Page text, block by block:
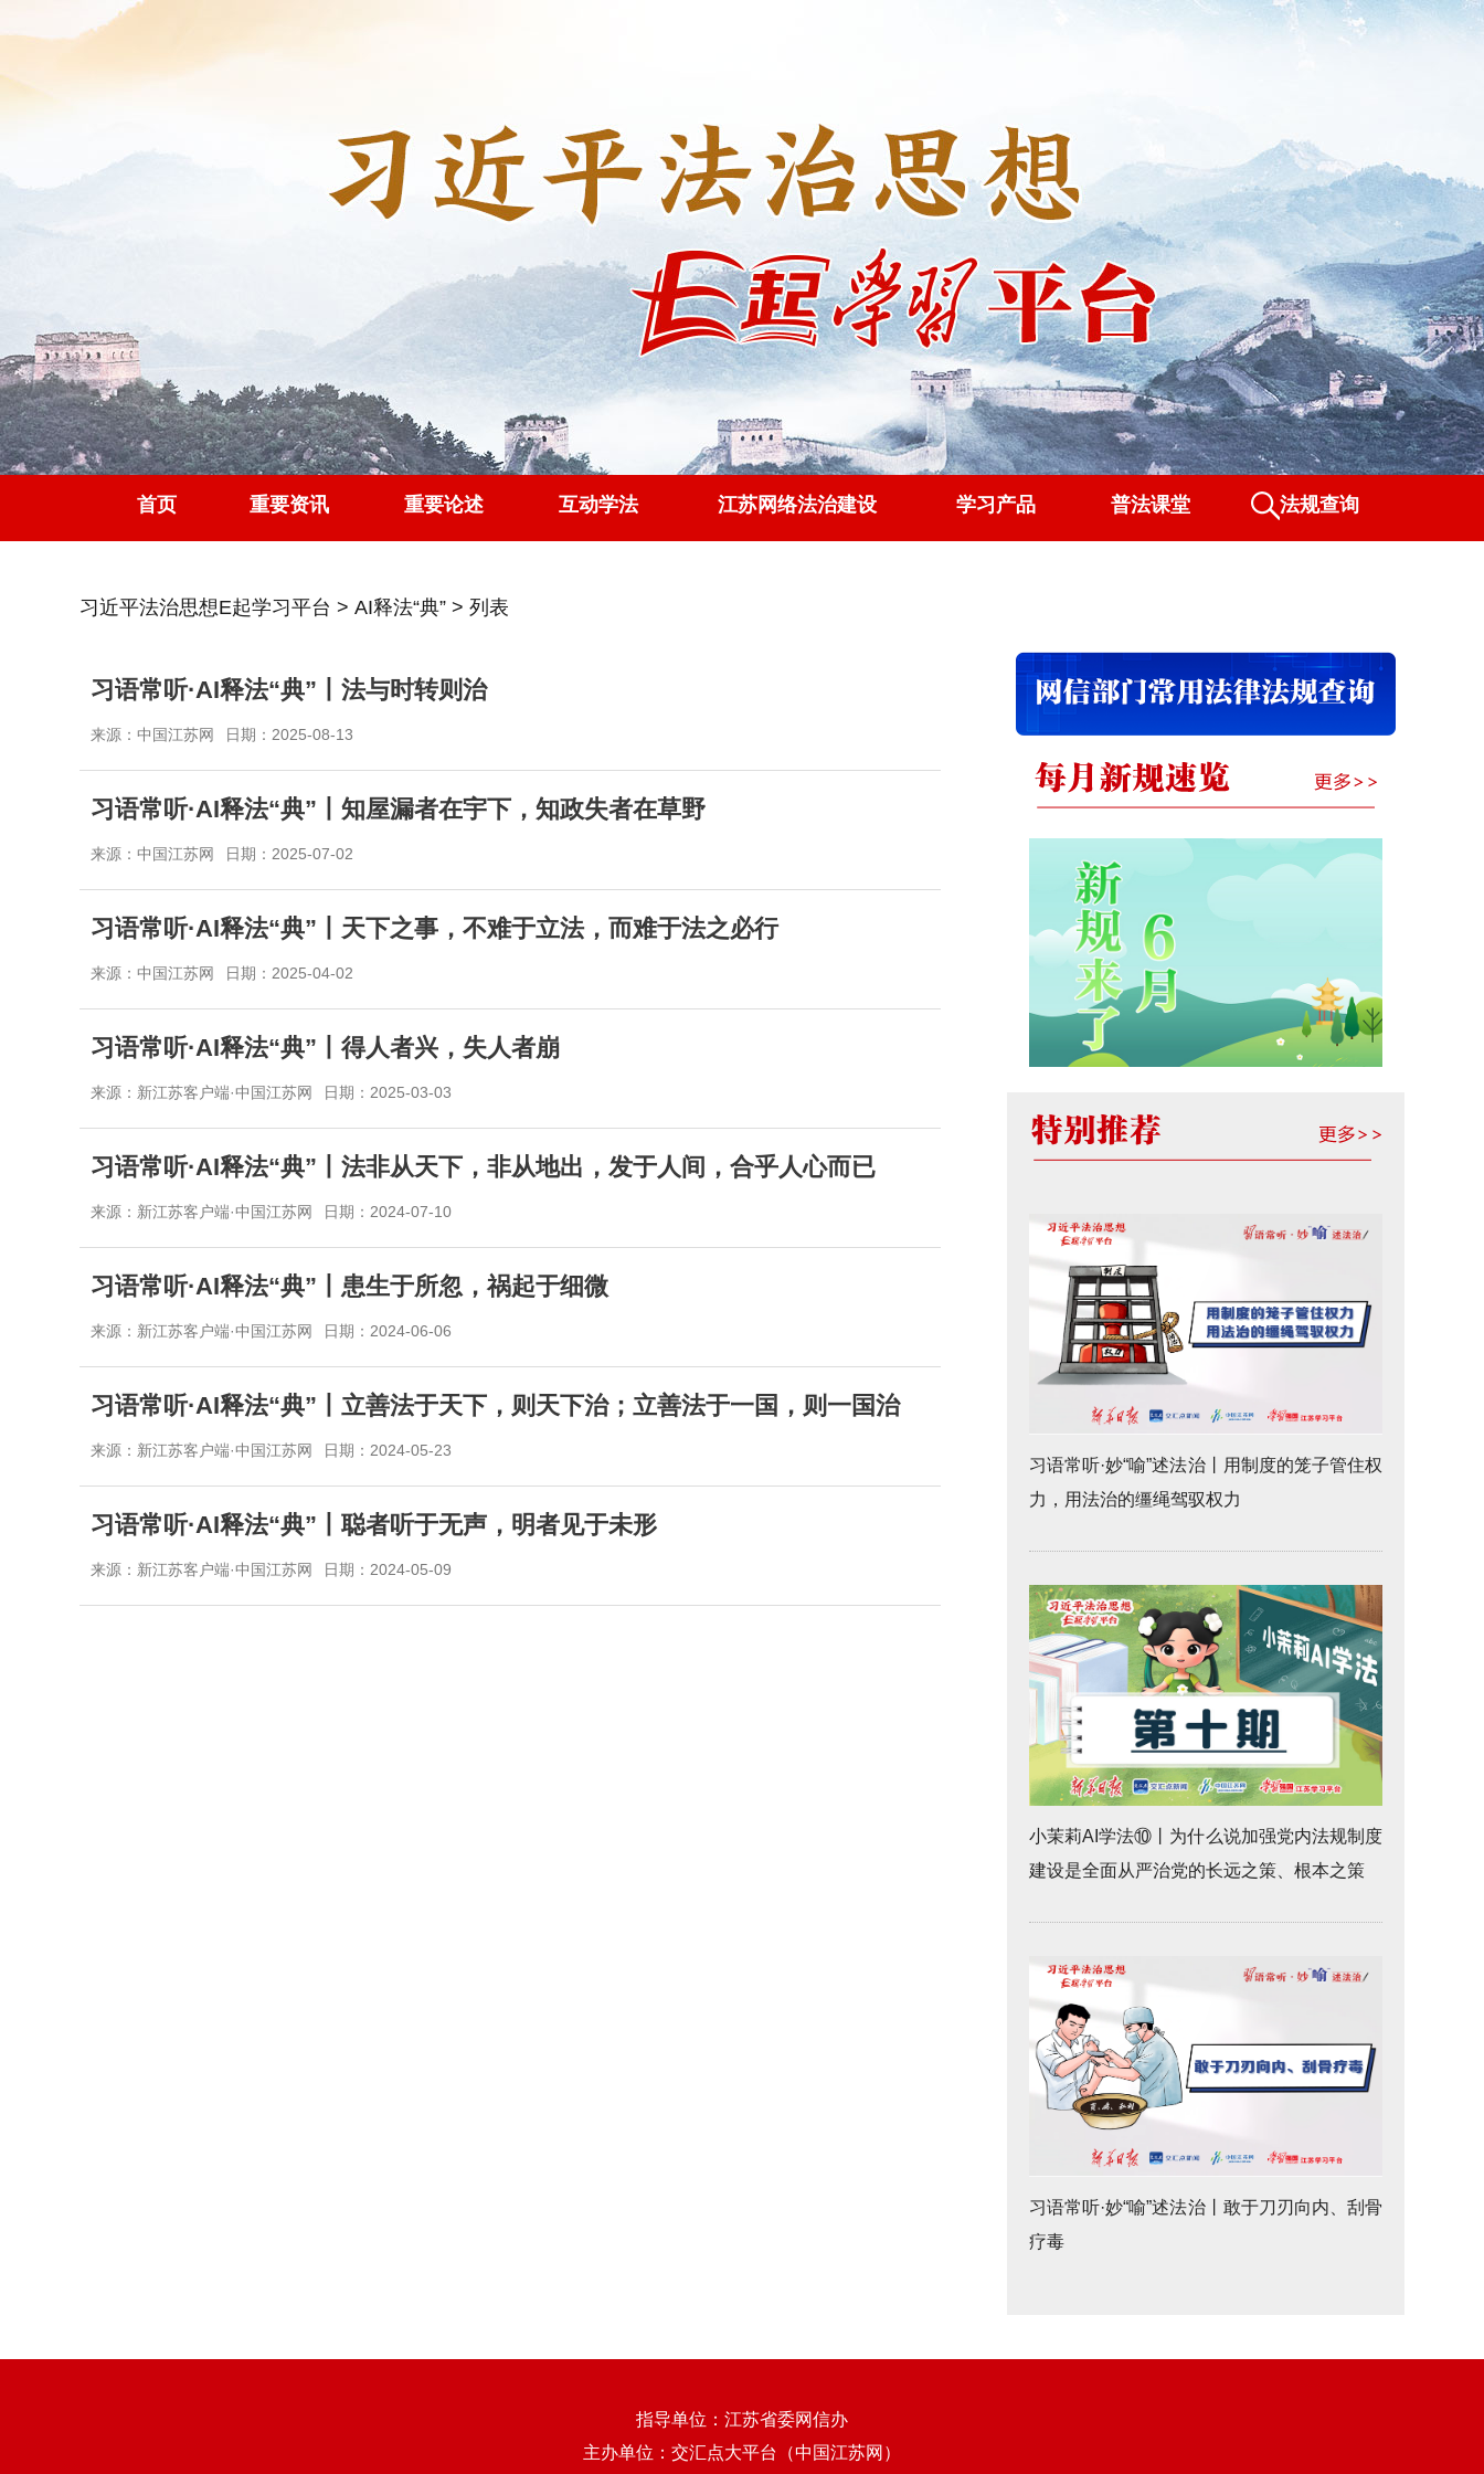
首页 重要资讯 重要论述 互动学法 江苏网络法治建设 学习产品 普法课堂 法规查询
习近平法治思想E起学习平台 > AI释法“典” > 列表
习语常听·AI释法“典”丨法与时转则治
来源：中国江苏网 日期：2025-08-13
习语常听·AI释法“典”丨知屋漏者在宇下，知政失者在草野
来源：中国江苏网 日期：2025-07-02
习语常听·AI释法“典”丨天下之事，不难于立法，而难于法之必行
来源：中国江苏网 日期：2025-04-02
习语常听·AI释法“典”丨得人者兴，失人者崩
来源：新江苏客户端·中国江苏网 日期：2025-03-03
习语常听·AI释法“典”丨法非从天下，非从地出，发于人间，合乎人心而已
来源：新江苏客户端·中国江苏网 日期：2024-07-10
习语常听·AI释法“典”丨患生于所忽，祸起于细微
来源：新江苏客户端·中国江苏网 日期：2024-06-06
习语常听·AI释法“典”丨立善法于天下，则天下治；立善法于一国，则一国治
来源：新江苏客户端·中国江苏网 日期：2024-05-23
习语常听·AI释法“典”丨聪者听于无声，明者见于未形
来源：新江苏客户端·中国江苏网 日期：2024-05-09
习语常听·妙“喻”述法治丨用制度的笼子管住权
力，用法治的缰绳驾驭权力
小茉莉AI学法⑩丨为什么说加强党内法规制度
建设是全面从严治党的长远之策、根本之策
习语常听·妙“喻”述法治丨敢于刀刃向内、刮骨
疗毒
指导单位：江苏省委网信办
主办单位：交汇点大平台（中国江苏网）